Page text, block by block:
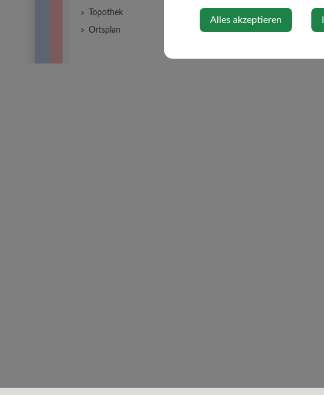
Topothek
Ortsplan
Alles akzeptieren